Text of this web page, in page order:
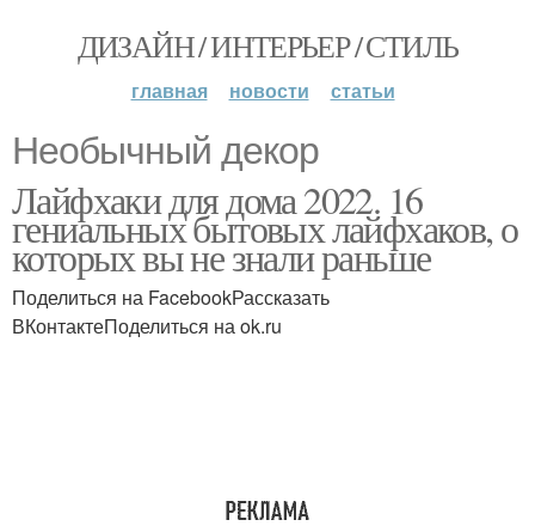
ДИЗАЙН / ИНТЕРЬЕР / СТИЛЬ
главная новости статьи
Необычный декор
Лайфхаки для дома 2022. 16
гениальных бытовых лайфхаков, о
которых вы не знали раньше
Поделиться на FacebookРассказать
ВКонтактеПоделиться на ok.ru